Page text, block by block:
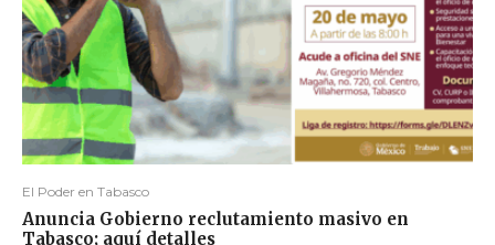
El Poder en Tabasco
Anuncia Gobierno reclutamiento masivo en
Tabasco; aquí detalles